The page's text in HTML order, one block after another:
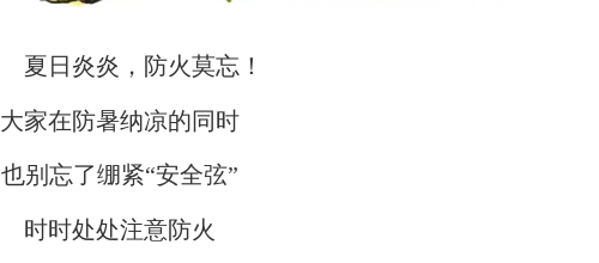
夏日炎炎，防火莫忘！
大家在防暑纳凉的同时
也别忘了绷紧“安全弦”
时时处处注意防火